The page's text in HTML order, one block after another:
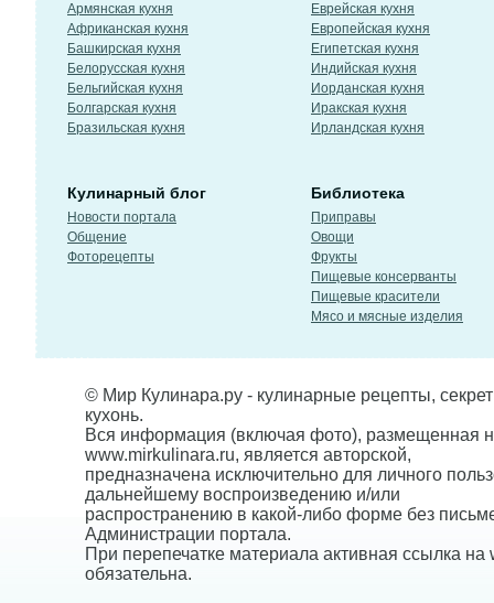
Армянская кухня
Африканская кухня
Башкирская кухня
Белорусская кухня
Бельгийская кухня
Болгарская кухня
Бразильская кухня
Еврейская кухня
Европейская кухня
Египетская кухня
Индийская кухня
Иорданская кухня
Иракская кухня
Ирландская кухня
Кулинарный блог
Новости портала
Общение
Фоторецепты
Библиотека
Приправы
Овощи
Фрукты
Пищевые консерванты
Пищевые красители
Мясо и мясные изделия
© Мир Кулинара.ру - кулинарные рецепты,
кухонь.
Вся информация (включая фото), размещенная
www.mirkulinara.ru, является авторской,
предназначена исключительно для личного
дальнейшему воспроизведению и/или
распространению в какой-либо форме без
Администрации портала.
При перепечатке материала активная ссылка на
обязательна.